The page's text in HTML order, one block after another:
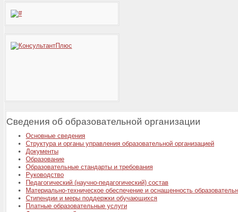
Сведения об образовательной организации
Основные сведения
Структура и органы управления образовательной организацией
Документы
Образование
Образовательные стандарты и требования
Руководство
Педагогический (научно-педагогический) состав
Материально-техническое обеспечение и оснащенность
Стипендии и меры поддержки обучающихся
Платные образовательные услуги